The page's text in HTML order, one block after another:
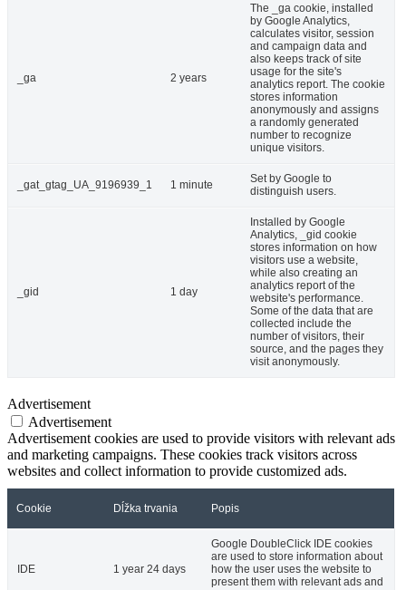
_ga 2 years
The _ga cookie, installed
by Google Analytics,
calculates visitor, session
and campaign data and
also keeps track of site
usage for the site's
analytics report. The cookie
stores information
anonymously and assigns
a randomly generated
number to recognize
unique visitors.
_gat_gtag_UA_9196939_1 1 minute
Set by Google to
distinguish users.
_gid 1 day
Installed by Google
Analytics, _gid cookie
stores information on how
visitors use a website,
while also creating an
analytics report of the
website's performance.
Some of the data that are
collected include the
number of visitors, their
source, and the pages they
visit anonymously.
Advertisement
Advertisement
Advertisement cookies are used to provide visitors with relevant ads
and marketing campaigns. These cookies track visitors across
websites and collect information to provide customized ads.
Cookie Dĺžka trvania Popis
IDE 1 year 24 days
Google DoubleClick IDE cookies
are used to store information about
how the user uses the website to
present them with relevant ads and